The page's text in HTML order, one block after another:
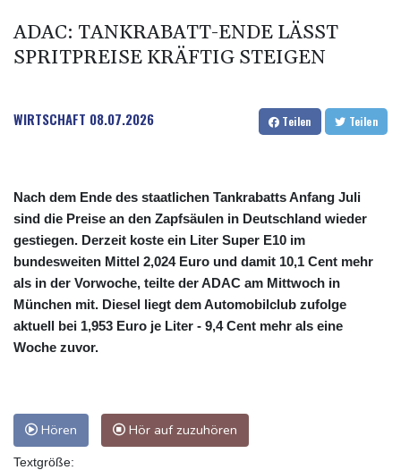
ADAC: TANKRABATT-ENDE LÄSST
SPRITPREISE KRÄFTIG STEIGEN
WIRTSCHAFT 08.07.2026 Teilen Teilen
Nach dem Ende des staatlichen Tankrabatts Anfang Juli
sind die Preise an den Zapfsäulen in Deutschland wieder
gestiegen. Derzeit koste ein Liter Super E10 im
bundesweiten Mittel 2,024 Euro und damit 10,1 Cent mehr
als in der Vorwoche, teilte der ADAC am Mittwoch in
München mit. Diesel liegt dem Automobilclub zufolge
aktuell bei 1,953 Euro je Liter - 9,4 Cent mehr als eine
Woche zuvor.
Hören Hör auf zuzuhören
Textgröße: